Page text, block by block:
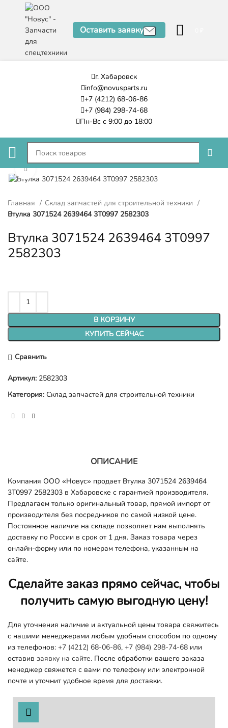
Оставить заявку
г. Хабаровск
info@novusparts.ru
+7 (4212) 68-06-86
+7 (984) 298-74-68
Пн-Вс с 9:00 до 18:00
Нажмите, чтобы увеличить
Главная
Склад запчастей для строительной техники
Втулка 3071524 2639464 3T0997 2582303
Втулка 3071524 2639464 3T0997
2582303
В КОРЗИНУ
КУПИТЬ СЕЙЧАС
Сравнить
Артикул: 2582303
Категория: Склад запчастей для строительной техники
ОПИСАНИЕ
Компания ООО «Новус» продает Втулка 3071524 2639464
3T0997 2582303 в Хабаровске с гарантией производителя.
Предлагаем только оригинальный товар, прямой импорт от
производителя без посредников по самой низкой цене.
Постоянное наличие на складе позволяет нам выполнять
доставку по России в срок от 1 дня. Заказ товара через
онлайн-форму или по номерам телефона, указанным на
сайте.
Сделайте заказ прямо сейчас, чтобы
получить самую выгодную цену!
Для уточнения наличие и актуальной цены товара свяжитесь
с нашими менеджерами любым удобным способом по одному
из телефонов: +7 (4212) 68-06-86, +7 (984) 298-74-68 или
оставив заявку на сайте. После обработки вашего заказа
менеджер свяжется с вами по телефону или электронной
почте и уточнит удобное время для доставки.